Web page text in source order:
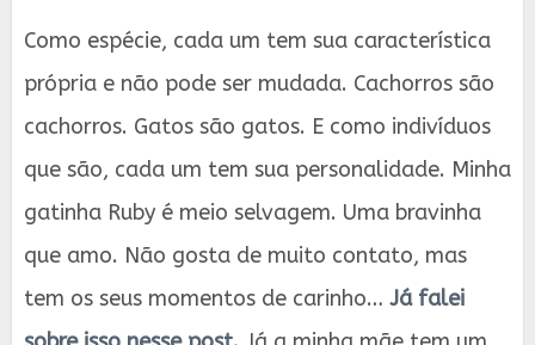
Como espécie, cada um tem sua característica
própria e não pode ser mudada. Cachorros são
cachorros. Gatos são gatos. E como indivíduos
que são, cada um tem sua personalidade. Minha
gatinha Ruby é meio selvagem. Uma bravinha
que amo. Não gosta de muito contato, mas
tem os seus momentos de carinho… Já falei